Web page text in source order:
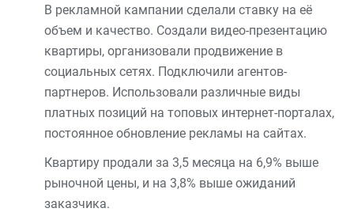
В рекламной кампании сделали ставку на её
объем и качество. Создали видео-презентацию
квартиры, организовали продвижение в
социальных сетях. Подключили агентов-
партнеров. Использовали различные виды
платных позиций на топовых интернет-порталах,
постоянное обновление рекламы на сайтах.
Квартиру продали за 3,5 месяца на 6,9% выше
рыночной цены, и на 3,8% выше ожиданий
заказчика.